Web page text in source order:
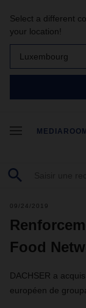
Select a different
your location!
Luxembourg
MEDIAROOM
09/24/2019
Food
DACHSER a
européen de